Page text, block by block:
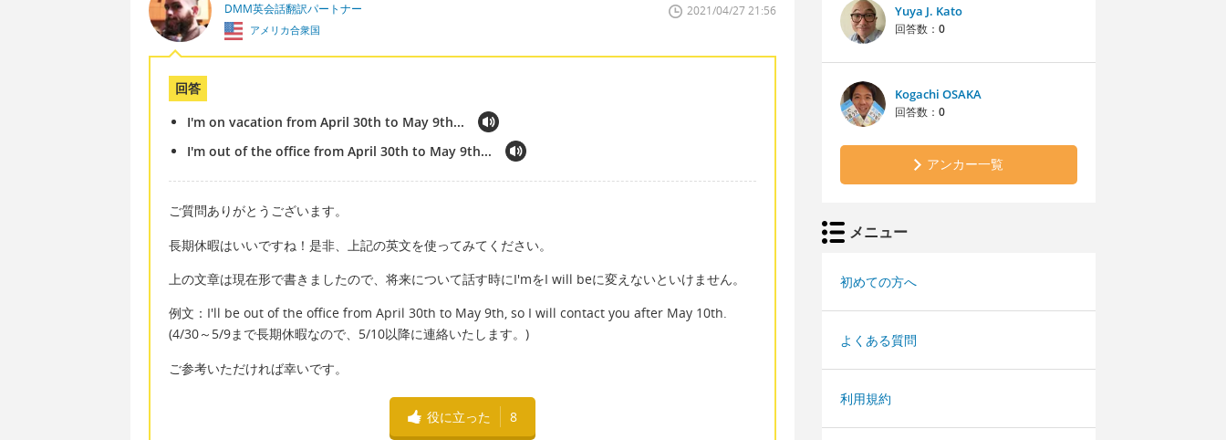
DMM英会話翻訳パートナー
アメリカ合衆国
2021/04/27 21:56
回答
I'm on vacation from April 30th to May 9th...
I'm out of the office from April 30th to May 9th...
ご質問ありがとうございます。
長期休暇はいいですね！是非、上記の英文を使ってみてください。
上の文章は現在形で書きましたので、将来について話す時にI'mをI will beに変えないといけません。
例文：I'll be out of the office from April 30th to May 9th, so I will contact you after May 10th.
(4/30～5/9まで長期休暇なので、5/10以降に連絡いたします。)
ご参考いただければ幸いです。
役に立った 8
Yuya J. Kato
回答数： 0
Kogachi OSAKA
回答数： 0
アンカー一覧
メニュー
初めての方へ
よくある質問
利用規約